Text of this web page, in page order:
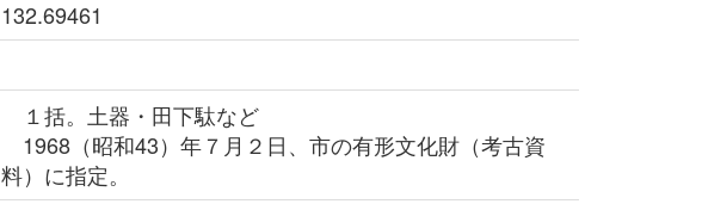
132.69461
１括。土器・田下駄など
1968（昭和43）年７月２日、市の有形文化財（考古資
料）に指定。